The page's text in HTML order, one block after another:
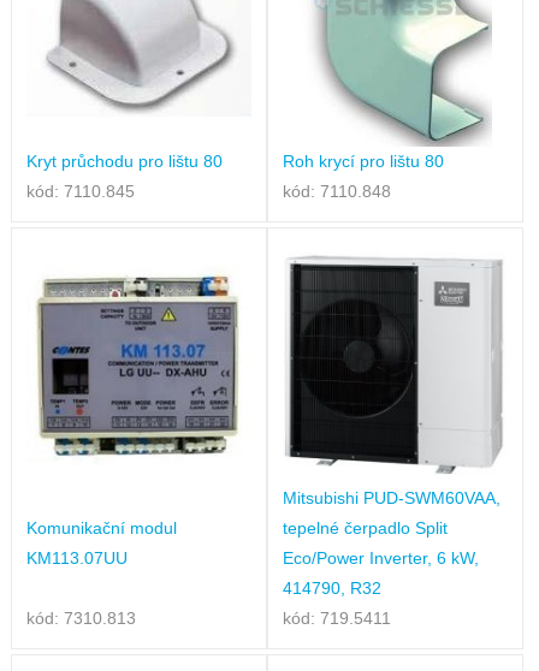
Kryt průchodu pro lištu 80
kód: 7110.845
Roh krycí pro lištu 80
kód: 7110.848
Komunikační modul
KM113.07UU
kód: 7310.813
Mitsubishi PUD-SWM60VAA,
tepelné čerpadlo Split
Eco/Power Inverter, 6 kW,
414790, R32
kód: 719.5411